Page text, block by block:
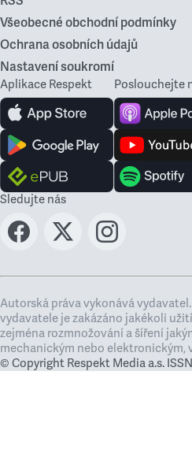
Všeobecné obchodní podmínky
Ochrana osobních údajů
Nastavení soukromí
Aplikace Respekt Poslouchejte
Sledujte nás
Autorská práva vykonává
vydavatele je zakázáno jakékoli
zejména rozmnožování a šíření
mechanickým nebo elektronickým,
© Copyright Respekt Media a.s. ISSN